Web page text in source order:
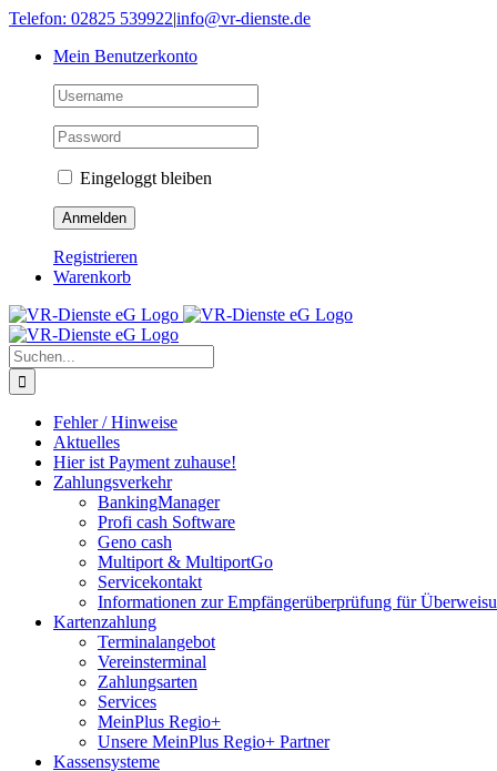
Skip
content
Telefon: 02825 539922|info@vr-dienste.de
Mein Benutzerkonto
Eingeloggt bleiben
Registrieren
Warenkorb
Suche
nach:
Fehler / Hinweise
Aktuelles
Hier ist Payment zuhause!
Zahlungsverkehr
BankingManager
Profi cash Software
Geno cash
Multiport & MultiportGo
Servicekontakt
Informationen zur Empfängerüberprüfung für
Kartenzahlung
Terminalangebot
Vereinsterminal
Zahlungsarten
Services
MeinPlus Regio+
Unsere MeinPlus Regio+ Partner
Kassensysteme